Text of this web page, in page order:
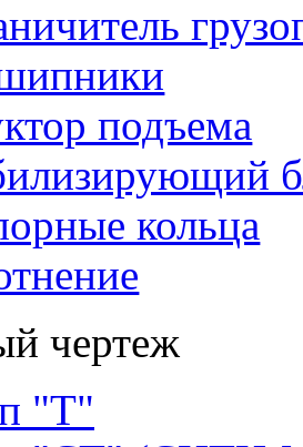
подъема
кольца
чертеж
"Т"